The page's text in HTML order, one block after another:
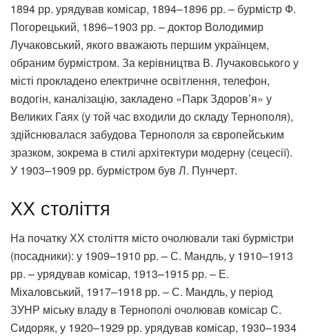
1894 рр. урядував комісар, 1894–1896 рр. – бурмістр Ф.
Погорецький, 1896–1903 рр. – доктор Володимир
Лучаковський, якого вважають першим українцем,
обраним бурмістром. За керівництва В. Лучаковського у
місті прокладено електричне освітлення, телефон,
водогін, каналізацію, закладено «Парк Здоров’я» у
Великих Гаях (у той час входили до складу Тернополя),
здійснювалася забудова Тернополя за європейським
зразком, зокрема в стилі архітектури модерну (сецесії).
У 1903–1909 рр. бурмістром був Л. Пунчерт.
ХХ століття
На початку ХХ століття місто очолювали такі бурмістри
(посадники): у 1909–1910 рр. – С. Мандль, у 1910–1913
рр. – урядував комісар, 1913–1915 рр. – Е.
Міхаловський, 1917–1918 рр. – С. Мандль, у період
ЗУНР міську владу в Тернополі очолював комісар С.
Сидоряк, у 1920–1929 рр. урядував комісар, 1930–1934